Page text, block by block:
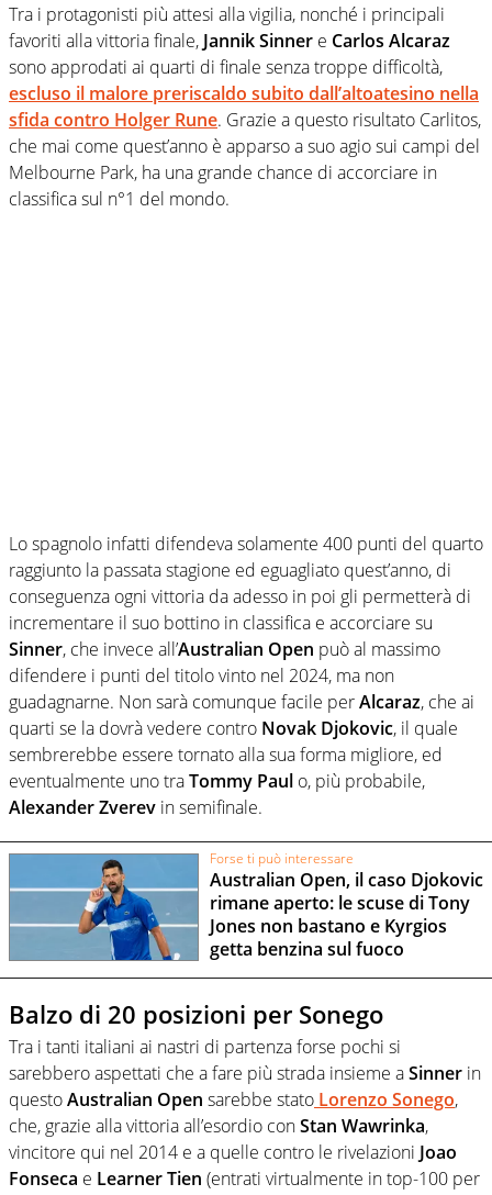
Tra i protagonisti più attesi alla vigilia, nonché i principali
favoriti alla vittoria finale, Jannik Sinner e Carlos Alcaraz
sono approdati ai quarti di finale senza troppe difficoltà,
escluso il malore preriscaldo subito dall’altoatesino nella
sfida contro Holger Rune. Grazie a questo risultato Carlitos,
che mai come quest’anno è apparso a suo agio sui campi del
Melbourne Park, ha una grande chance di accorciare in
classifica sul n°1 del mondo.
Lo spagnolo infatti difendeva solamente 400 punti del quarto
raggiunto la passata stagione ed eguagliato quest’anno, di
conseguenza ogni vittoria da adesso in poi gli permetterà di
incrementare il suo bottino in classifica e accorciare su
Sinner, che invece all’Australian Open può al massimo
difendere i punti del titolo vinto nel 2024, ma non
guadagnarne. Non sarà comunque facile perAlcaraz, che ai
quarti se la dovrà vedere contro Novak Djokovic, il quale
sembrerebbe essere tornato alla sua forma migliore, ed
eventualmente uno traTommy Paul o, più probabile,
Alexander Zverev in semifinale.
Forse ti può interessare
Australian Open, il caso Djokovic
rimane aperto: le scuse di Tony
Jones non bastano e Kyrgios
getta benzina sul fuoco
Balzo di 20 posizioni per Sonego
Tra i tanti italiani ai nastri di partenza forse pochi si
sarebbero aspettati che a fare più strada insieme aSinner in
questoAustralian Open sarebbe stato Lorenzo Sonego,
che, grazie alla vittoria all’esordio conStan Wawrinka,
vincitore qui nel 2014 e a quelle contro le rivelazioni Joao
Fonseca e Learner Tien (entrati virtualmente in top-100 per